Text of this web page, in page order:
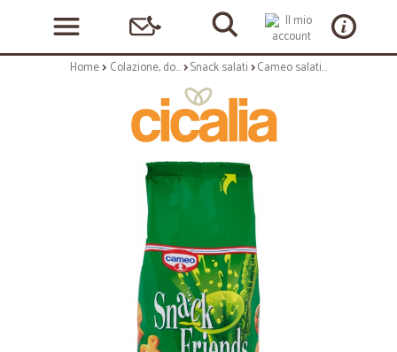
Home Colazione, dolciumi e snack Snack salati Cameo salatini busta gran festa - gr.400